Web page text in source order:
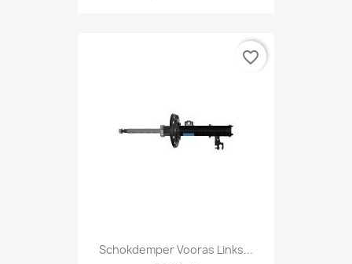
Schokdemper Vooras Links...
favorite_border